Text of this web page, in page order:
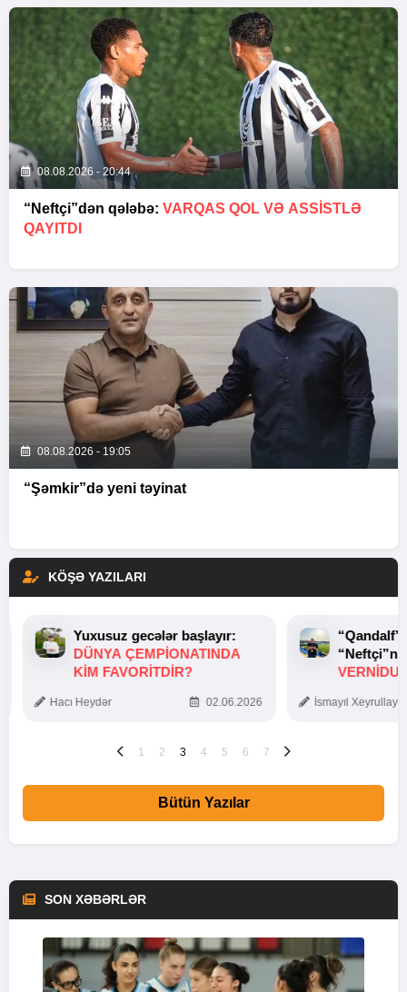
08.08.2026 - 20:44
“Neftçi”dən qələbə: VARQAS QOL VƏ ASSİSTLƏ
QAYITDI
08.08.2026 - 19:05
“Şəmkir”də yeni təyinat
KÖŞƏ YAZILARI
Yuxusuz gecələr başlayır:
DÜNYA ÇEMPIONATINDA
KIM FAVORITDIR?
Hacı Heydər 02.06.2026 İsmayıl
1 2 3 4 5 6 7
Bütün Yazılar
SON XƏBƏRLƏR